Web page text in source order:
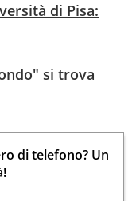
di Pisa:
si trova
di telefono? Un